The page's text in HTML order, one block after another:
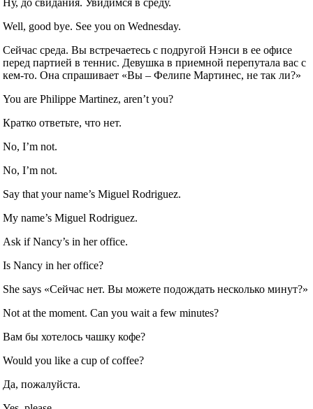
Ну, до свидания. Увидимся в среду.
Well, good bye. See you on Wednesday.
Сейчас среда. Вы встречаетесь с подругой Нэнси в ее офисе
перед партией в теннис. Девушка в приемной перепутала вас с
кем-то. Она спрашивает «Вы – Фелипе Мартинес, не так ли?»
You are Philippe Martinez, aren’t you?
Кратко ответьте, что нет.
No, I’m not.
No, I’m not.
Say that your name’s Miguel Rodriguez.
My name’s Miguel Rodriguez.
Ask if Nancy’s in her office.
Is Nancy in her office?
She says «Сейчас нет. Вы можете подождать несколько минут?»
Not at the moment. Can you wait a few minutes?
Вам бы хотелось чашку кофе?
Would you like a cup of coffee?
Да, пожалуйста.